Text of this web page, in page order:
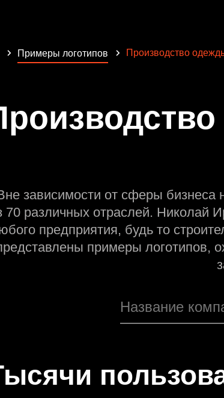
Примеры логотипов Производство
зависимости от сферы бизнеса
70 различных отраслей. Николай
предприятия, будь то
примеры логотипов,